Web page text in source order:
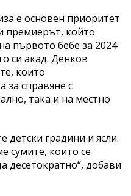
е основен приоритет
премиерът, който
първото бебе за 2024
си акад. Денков
които
за справяне с
така и на местно
детски градини и ясли.
сумите, които се
десетократно“, добави